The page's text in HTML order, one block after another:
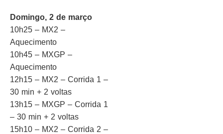
Domingo, 2 de março
10h25 – MX2 –
Aquecimento
10h45 – MXGP –
Aquecimento
12h15 – MX2 – Corrida 1 –
30 min + 2 voltas
13h15 – MXGP – Corrida 1
– 30 min + 2 voltas
15h10 – MX2 – Corrida 2 –